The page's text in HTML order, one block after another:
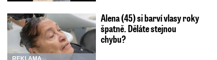
REKLAMA
Alena (45) si barví vlasy roky
špatně. Děláte stejnou
chybu?